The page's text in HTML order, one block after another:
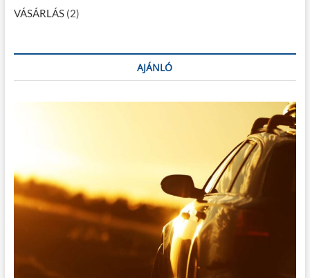
VÁSÁRLÁS(2)
AJÁNLÓ